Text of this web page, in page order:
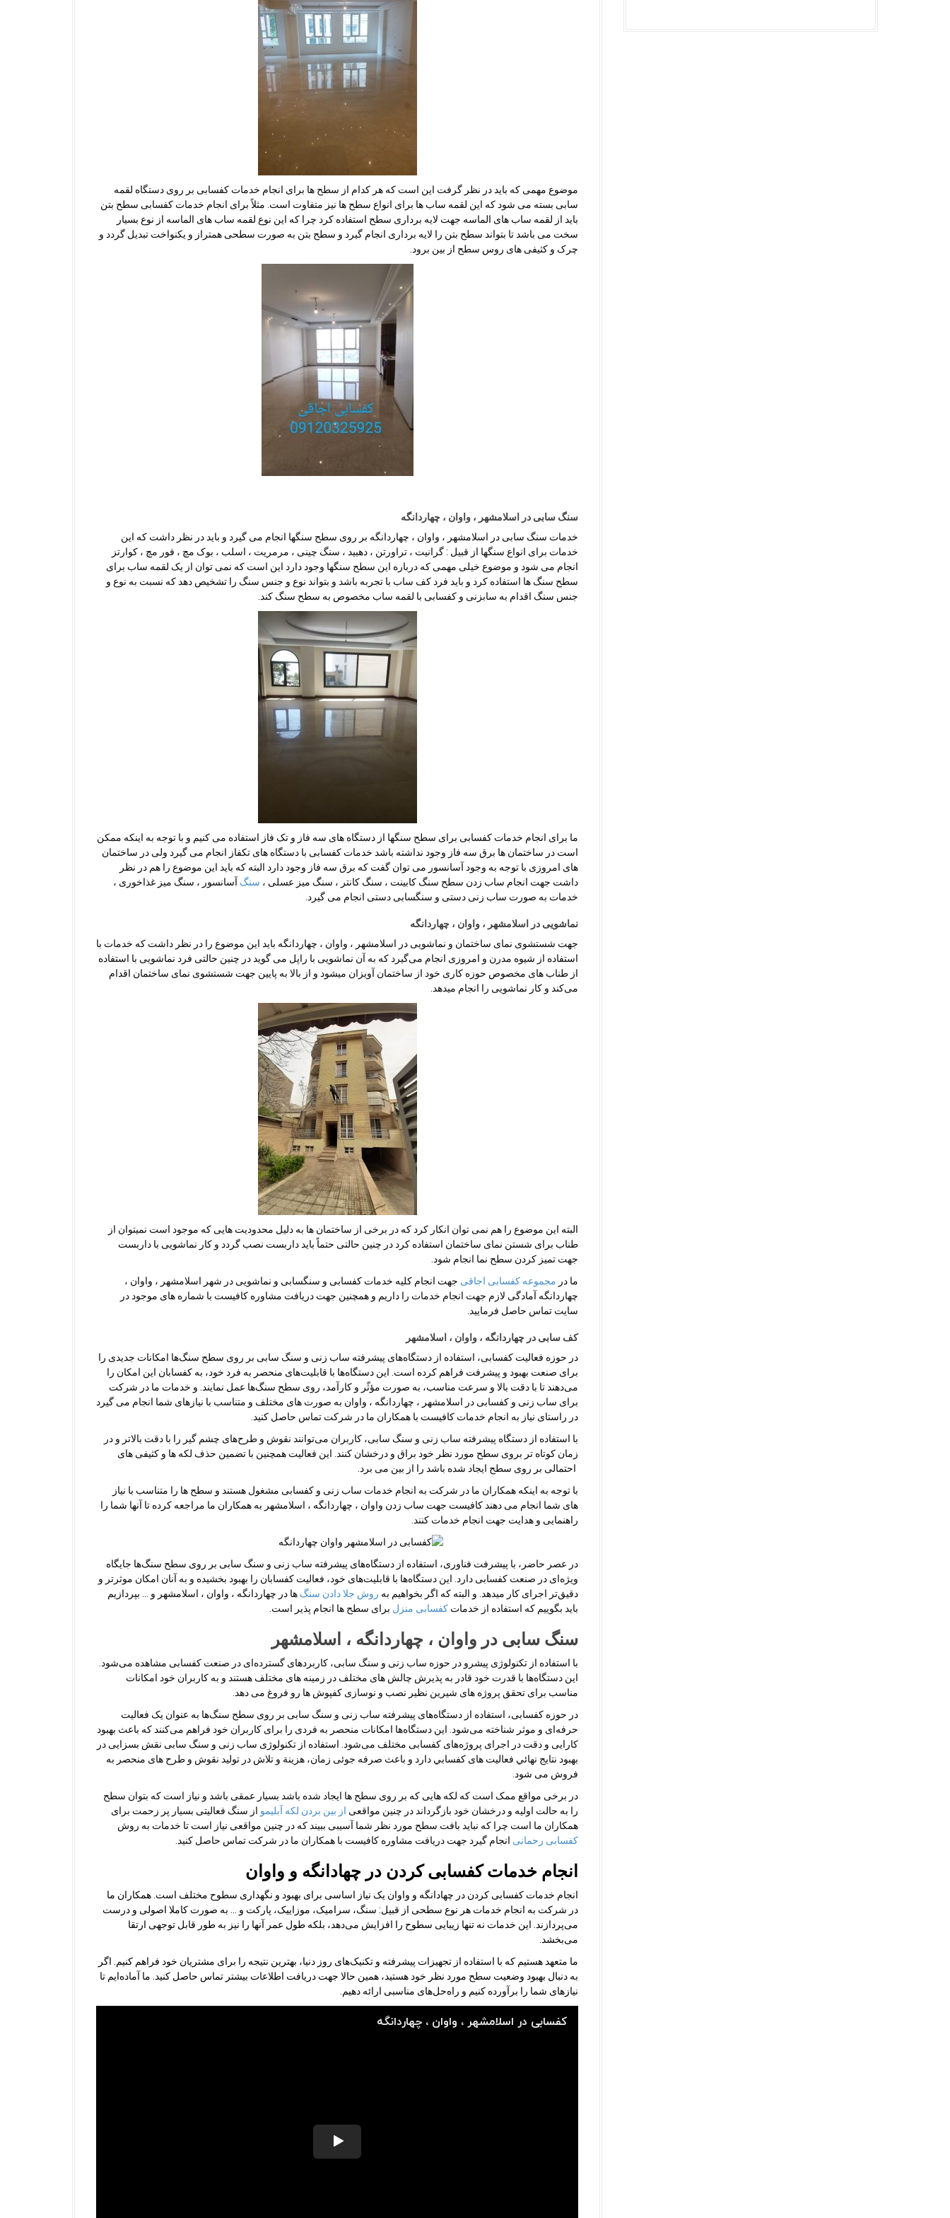
موضوع مهمی که باید در نظر گرفت این است که هر کدام از سطح ها برای انجام خدمات کفسابی بر روی دستگاه لقمه
سابی بسته می شود که این لقمه ساب ها برای انواع سطح ها نیز متفاوت است. مثلاً برای انجام خدمات کفسابی سطح بتن
باید از لقمه ساب های الماسه جهت لایه برداری سطح استفاده کرد چرا که این نوع لقمه ساب های الماسه از نوع بسیار
سخت می باشد تا بتواند سطح بتن را لایه برداری انجام گیرد و سطح بتن به صورت سطحی همتراز و یکنواخت تبدیل گردد و
چرک و کثیفی های روس سطح از بین برود.
سنگ سابی در اسلامشهر ، واوان ، چهاردانگه
خدمات سنگ سابی در اسلامشهر ، واوان ، چهاردانگه بر روی سطح سنگها انجام می گیرد و باید در نظر داشت که این
خدمات برای انواع سنگها از قبیل : گرانیت ، تراورتن ، دهبید ، سنگ چینی ، مرمریت ، اسلب ، بوک مچ ، فور مچ ، کوارتز
انجام می شود و موضوع خیلی مهمی که درباره این سطح سنگها وجود دارد این است که نمی توان از یک لقمه ساب برای
سطح سنگ ها استفاده کرد و باید فرد کف ساب با تجربه باشد و بتواند نوع و جنس سنگ را تشخیص دهد که نسبت به نوع و
جنس سنگ اقدام به سابزنی و کفسابی با لقمه ساب مخصوص به سطح سنگ کند.
ما برای انجام خدمات کفسابی برای سطح سنگها از دستگاه های سه فاز و تک فاز استفاده می کنیم و با توجه به اینکه ممکن
است در ساختمان ها برق سه فاز وجود نداشته باشد خدمات کفسابی با دستگاه های تکفاز انجام می گیرد ولی در ساختمان
های امروزی با توجه به وجود آسانسور می توان گفت که برق سه فاز وجود دارد البته که باید این موضوع را هم در نظر
داشت جهت انجام ساب زدن سطح سنگ کابینت ، سنگ کانتر ، سنگ میز عسلی ، سنگ آسانسور ، سنگ میز غذاخوری ،
خدمات به صورت ساب زنی دستی و سنگسابی دستی انجام می گیرد.
نماشویی در اسلامشهر ، واوان ، چهاردانگه
جهت شستشوی نمای ساختمان و نماشویی در اسلامشهر ، واوان ، چهاردانگه باید این موضوع را در نظر داشت که خدمات با
استفاده از شیوه مدرن و امروزی انجام می‌گیرد که به آن نماشویی با راپل می گوید در چنین حالتی فرد نماشویی با استفاده
از طناب های مخصوص حوزه کاری خود از ساختمان آویزان میشود و از بالا به پایین جهت شستشوی نمای ساختمان اقدام
می‌کند و کار نماشویی را انجام میدهد.
البته این موضوع را هم نمی توان انکار کرد که در برخی از ساختمان ها به دلیل محدودیت هایی که موجود است نمیتوان از
طناب برای شستن نمای ساختمان استفاده کرد در چنین حالتی حتماً باید داربست نصب گردد و کار نماشویی با داربست
جهت تمیز کردن سطح نما انجام شود.
ما در مجموعه کفسابی اجاقی جهت انجام کلیه خدمات کفسابی و سنگسابی و نماشویی در شهر اسلامشهر ، واوان ،
چهاردانگه آمادگی لازم جهت انجام خدمات را داریم و همچنین جهت دریافت مشاوره کافیست با شماره های موجود در
سایت تماس حاصل فرمایید.
کف سابی در چهاردانگه ، واوان ، اسلامشهر
در حوزه فعالیت کفسابی، استفاده از دستگاه‌های پیشرفته ساب زنی و سنگ سابی بر روی سطح سنگ‌ها امکانات جدیدی را
برای صنعت بهبود و پیشرفت فراهم کرده است. این دستگاه‌ها با قابلیت‌های منحصر به فرد خود، به کفسابان این امکان را
می‌دهند تا با دقت بالا و سرعت مناسب، به صورت مؤثّر و کارآمد، روی سطح سنگ‌ها عمل نمایند. و خدمات ما در شرکت
برای ساب زنی و کفسابی در اسلامشهر ، چهاردانگه ، واوان به صورت های مختلف و متناسب با نیازهای شما انجام می گیرد
در راستای نیاز به انجام خدمات کافیست با همکاران ما در شرکت تماس حاصل کنید.
با استفاده از دستگاه پیشرفته ساب زنی و سنگ سابی، کاربران می‌توانند نقوش و طرح‌های چشم گیر را با دقت بالاتر و در
زمان کوتاه تر بروی سطح مورد نظر خود براق و درخشان کنند. این فعالیت همچنین با تضمین حذف لکه ها و کثیفی های
احتمالی بر روی سطح ایجاد شده باشد را از بین می برد.
با توجه به اینکه همکاران ما در شرکت به انجام خدمات ساب زنی و کفسابی مشغول هستند و سطح ها را متناسب با نیاز
های شما انجام می دهند کافیست جهت ساب زدن واوان ، چهاردانگه ، اسلامشهر به همکاران ما مراجعه کرده تا آنها شما را
راهنمایی و هدایت جهت انجام خدمات کنند.
در عصر حاضر، با پیشرفت فناوری، استفاده از دستگاه‌های پیشرفته ساب زنی و سنگ سابی بر روی سطح سنگ‌ها جایگاه
ویژه‌ای در صنعت کفسابی دارد. این دستگاه‌ها با قابلیت‌های خود، فعالیت کفسابان را بهبود بخشیده و به آنان امکان موثرتر و
دقیق‌تر اجرای کار میدهد. و البته که اگر بخواهیم به روش جلا دادن سنگ ها در چهاردانگه ، واوان ، اسلامشهر و … بپردازیم
باید بگوییم که استفاده از خدمات کفسابی منزل برای سطح ها انجام پذیر است.
سنگ سابی در واوان ، چهاردانگه ، اسلامشهر
با استفاده از تکنولوژی پیشرو در حوزه ساب زنی و سنگ سابی، کاربردهای گسترده‌ای در صنعت کفسابی مشاهده می‌شود.
این دستگاه‌ها با قدرت خود قادر به پذیرش چالش های مختلف در زمینه های مختلف هستند و به کاربران خود امکانات
مناسب برای تحقق پروژه های شیرین نظیر نصب و نوسازی کفپوش ها رو فروغ می دهد.
در حوزه کفسابی، استفاده از دستگاه‌های پیشرفته ساب زنی و سنگ سابی بر روی سطح سنگ‌ها به عنوان یک فعالیت
حرفه‌ای و موثر شناخته می‌شود. این دستگاه‌ها امکانات منحصر به فردی را برای کاربران خود فراهم می‌کنند که باعث بهبود
کارایی و دقت در اجرای پروژه‌های کفسابی مختلف می‌شود. استفاده از تکنولوژی ساب زنی و سنگ سابی نقش بسزایی در
بهبود نتایج نهائي فعاليت های کفسابي دارد و باعث صرفه جوئى زمان، هزینة و تلاش در تولید نقوش و طرح های منحصر به
فروش مى شود.
در برخی مواقع ممک است که لکه هایی که بر روی سطح ها ایجاد شده باشد بسیار عمقی باشد و نیاز است که بتوان سطح
را به حالت اولیه و درخشان خود بازگرداند در چنین مواقعی از بین بردن لکه آبلیمو از سنگ فعالیتی بسیار پر زحمت برای
همکاران ما است چرا که نباید بافت سطح مورد نظر شما آسیبی ببیند که در چنین مواقعی نیاز است تا خدمات به روش
کفسابی رحمانی انجام گیرد جهت دریافت مشاوره کافیست با همکاران ما در شرکت تماس حاصل کنید.
انجام خدمات کفسابی کردن در چهادانگه و واوان
انجام خدمات کفسابی کردن در چهادانگه و واوان یک نیاز اساسی برای بهبود و نگهداری سطوح مختلف است. همکاران ما
در شرکت به انجام خدمات هر نوع سطحی از قبیل: سنگ، سرامیک، موزاییک، پارکت و … به صورت کاملا اصولی و درست
می‌پردازند. این خدمات نه تنها زیبایی سطوح را افزایش می‌دهد، بلکه طول عمر آنها را نیز به طور قابل توجهی ارتقا
می‌بخشد.
ما متعهد هستیم که با استفاده از تجهیزات پیشرفته و تکنیک‌های روز دنیا، بهترین نتیجه را برای مشتریان خود فراهم کنیم. اگر
به دنبال بهبود وضعیت سطح مورد نظر خود هستید، همین حالا جهت دریافت اطلاعات بیشتر تماس حاصل کنید. ما آماده‌ایم تا
نیازهای شما را برآورده کنیم و راه‌حل‌های مناسبی ارائه دهیم.